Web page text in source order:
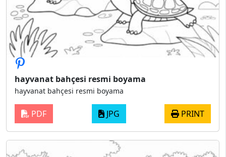
hayvanat bahçesi resmi boyama
hayvanat bahçesi resmi boyama
PDF JPG PRINT